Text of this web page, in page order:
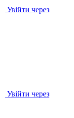
Увійти через
Увійти через